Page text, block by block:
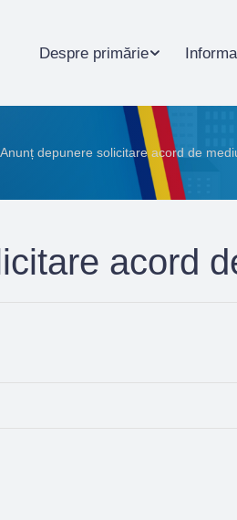
Despre primărie
Anunț depunere solicitare acord de
acord